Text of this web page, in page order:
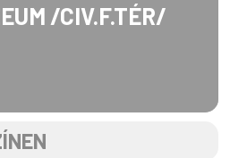
/CIV.F.TÉR/